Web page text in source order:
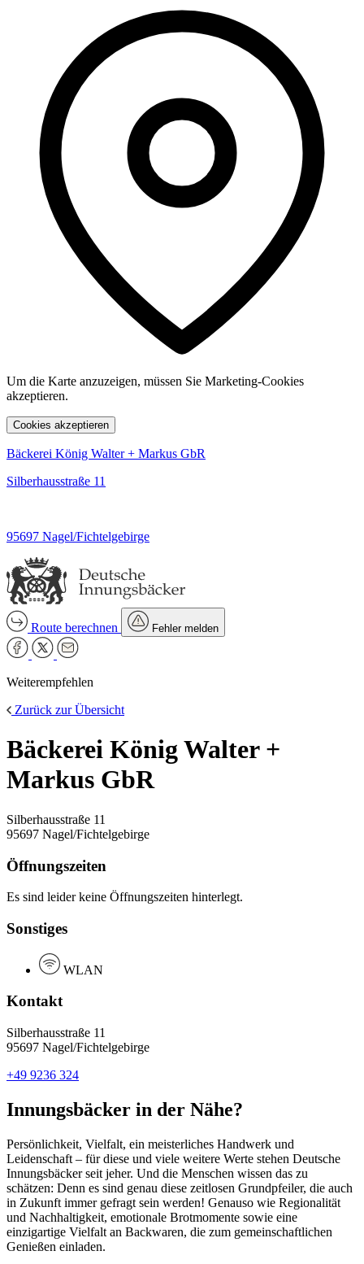
Um die Karte anzuzeigen, müssen Sie Marketing-Cookies
akzeptieren.
Cookies akzeptieren
Bäckerei König Walter + Markus GbR
Silberhausstraße 11
95697 Nagel/Fichtelgebirge
Route berechnen Fehler melden
Weiterempfehlen
Zurück zur Übersicht
Bäckerei König Walter +
Markus GbR
Silberhausstraße 11
95697 Nagel/Fichtelgebirge
Öffnungszeiten
Es sind leider keine Öffnungszeiten hinterlegt.
Sonstiges
WLAN
Kontakt
Silberhausstraße 11
95697 Nagel/Fichtelgebirge
+49 9236 324
Innungsbäcker in der Nähe?
Persönlichkeit, Vielfalt, ein meisterliches Handwerk und
Leidenschaft – für diese und viele weitere Werte stehen Deutsche
Innungsbäcker seit jeher. Und die Menschen wissen das zu
schätzen: Denn es sind genau diese zeitlosen Grundpfeiler, die auch
in Zukunft immer gefragt sein werden! Genauso wie Regionalität
und Nachhaltigkeit, emotionale Brotmomente sowie eine
einzigartige Vielfalt an Backwaren, die zum gemeinschaftlichen
Genießen einladen.